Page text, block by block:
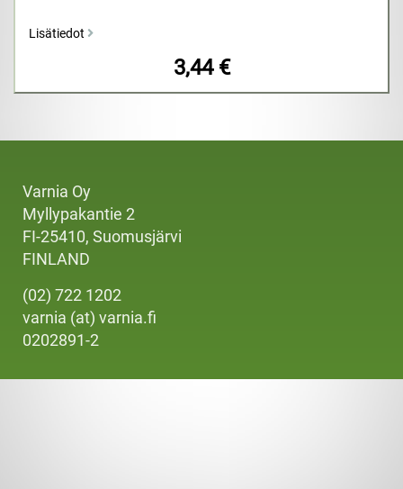
Lisätiedot
3,44 €
Varnia Oy
Myllypakantie 2
FI-25410, Suomusjärvi
FINLAND
(02) 722 1202
varnia (at) varnia.fi
0202891-2